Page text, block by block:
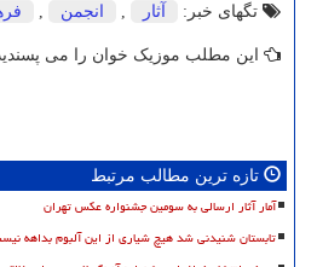
تگهای خبر:
آثار انجمن
این مطلب موزیک خوان را می
تازه ترین مطالب مرتبط
آمار آثار ارسالی به سومین جشنواره عکس تهران
تابستان شنیدنی شد هیچ شیاری از این آلبوم بداهه